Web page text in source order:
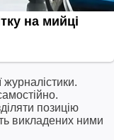
позицію
викладених ними